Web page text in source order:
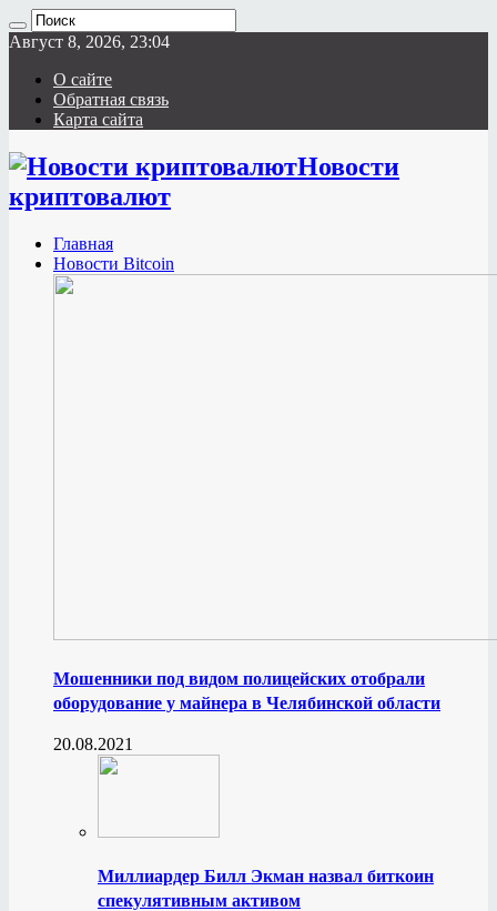
Август 8, 2026, 23:04
О сайте
Обратная связь
Карта сайта
Новости
криптовалют
Главная
Новости Bitcoin
Мошенники под видом полицейских отобрали
оборудование у майнера в Челябинской области
20.08.2021
Миллиардер Билл Экман назвал биткоин
спекулятивным активом